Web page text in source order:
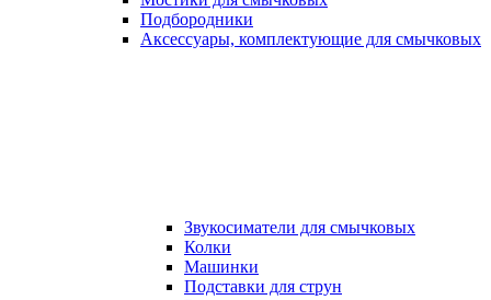
Подбородники
Аксеcсуары, комплектующие для смычковых
Звукосиматели для смычковых
Колки
Машинки
Подставки для струн